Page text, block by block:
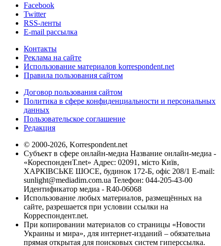
Facebook
Twitter
RSS-ленты
E-mail рассылка
Контакты
Реклама на сайте
Использование материалов korrespondent.net
Правила пользования сайтом
Договор пользования сайтом
Политика в сфере конфиденциальности и персональных
данных
Пользовательское соглашение
Редакция
© 2000-2026, Korrespondent.net
Субъект в сфере онлайн-медиа Название онлайн-медиа -
«КореспонденТ.net» Адрес: 02091, місто Київ,
ХАРКІВСЬКЕ ШОСЕ, будинок 172-Б, офіс 208/1 E-mail:
sunlight@mediadim.com.ua Телефон: 044-205-43-00
Идентификатор медиа - R40-06068
Использование любых материалов, размещённых на
сайте, разрешается при условии ссылки на
Корреспондент.net.
При копировании материалов со страницы «Новости
Украины и мира», для интернет-изданий – обязательна
прямая открытая для поисковых систем гиперссылка.